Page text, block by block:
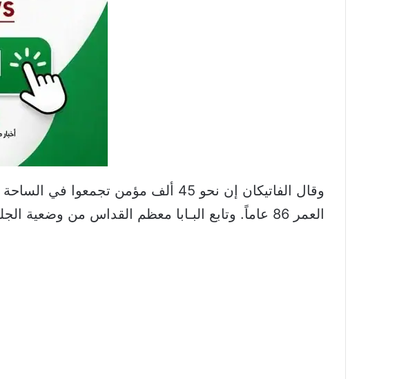
وقال الفاتيكان إن نحو 45 ألف مؤمن
العمر 86 عاماً. وتابع البـابا معظم القداس من وضعية الجلوس.